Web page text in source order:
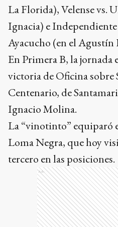
La Florida), Velense vs.
Ignacia) e Independiente
Ayacucho (en el Agustín
En Primera B, la jornada
victoria de Oficina sobre
Centenario, de
Ignacio Molina.
La “vinotinto” equiparó
Loma Negra, que hoy
tercero en las posiciones.
Ads